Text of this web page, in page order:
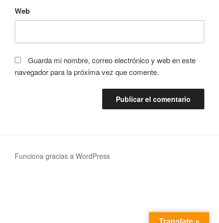
Web
Guarda mi nombre, correo electrónico y web en este
navegador para la próxima vez que comente.
Funciona gracias a WordPress
Translate »